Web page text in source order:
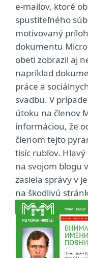
e-mailov, ktoré
spustiteľného
motivovaný
dokumentu
obeti zobrazil aj
napríklad
práce a
svadbu. V
útoku na členov
informáciou, že
členom tejto
tisíc rubľov.
na svojom blogu
zasiela správy v
na škodlivú